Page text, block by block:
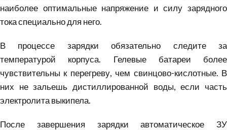
наиболее оптимальные напряжение и силу зарядного
тока специально для него.
В процессе зарядки обязательно следите за
температурой корпуса. Гелевые батареи более
чувствительны к перегреву, чем свинцово-кислотные. В
них не зальешь дистиллированной воды, если часть
электролита выкипела.
После завершения зарядки автоматическое ЗУ